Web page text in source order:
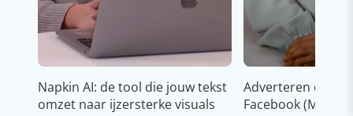
Napkin AI: de tool die jouw tekst
omzet naar ijzersterke visuals
Adverteren op
Facebook (Meta)